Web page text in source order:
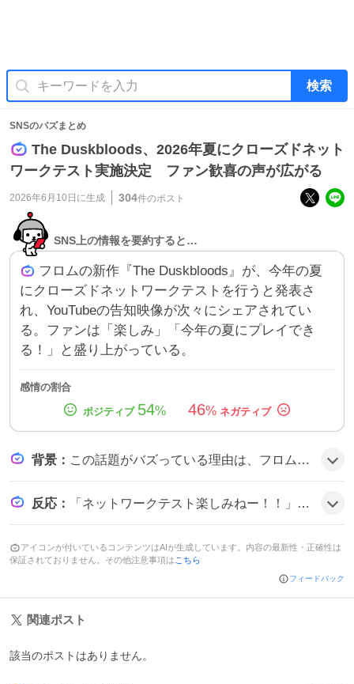
検索
SNSのバズまとめ
The Duskbloods、2026年夏にクローズドネット
ワークテスト実施決定 ファン歓喜の声が広がる
2026年6月10日 に生成 304件のポスト
SNS上の情報を要約すると…
フロムの新作『The Duskbloods』が、今年の夏
にクローズドネットワークテストを行うと発表さ
れ、YouTubeの告知映像が次々にシェアされてい
る。ファンは「楽しみ」「今年の夏にプレイでき
る！」と盛り上がっている。
感情の割合
54% 46%
背景 ： この話題がバズっている理由は、フロム・ソフトウェアの次回作への期待感と、長らく情報が少なかったことから新たに公開された夏開催のネットワークテスト情報が、ゲーム好きの間でワクワク感を呼び起こしたためだ。
反応 ： 「ネットワークテスト楽しみねー！！」や「今年の夏にDuskbloodsのお試しテストプレイができるってこと！？楽しみいいいい！！！」といった声が多数。「Duskbloods来たーーー!! クローズドベータテスト?!?!」と興奮する投稿も目立ち、全体的に期待感が高まっている様子だ。
アイコンが付いているコンテンツはAIが生成しています。内容の最新性・正確性は
保証されておりません。その他注意事項は こちら
フィードバック
関連ポスト
該当のポストはありません。